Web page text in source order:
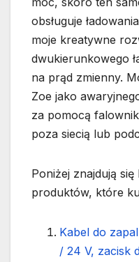
obsługuje
moje kreatywne
dwukierunkowego
na prąd zmienny.
Zoe jako
za pomocą
poza siecią lub
Poniżej znajdują
produktów, które
Kabel do
/ 24 V, zacisk